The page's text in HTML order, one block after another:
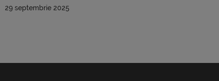
29 septembrie 2025